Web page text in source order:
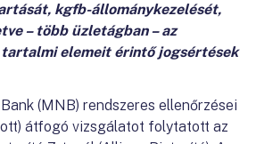
kgfb-állománykezelését,
– több üzletágban – az
elemeit érintő jogsértések
(MNB) rendszeres ellenőrzései
átfogó vizsgálatot folytatott az